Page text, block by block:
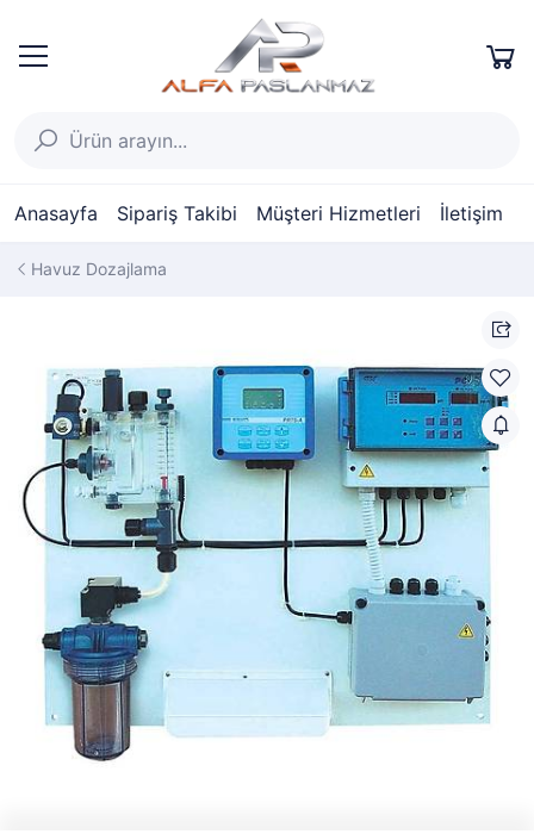
Anasayfa Sipariş Takibi Müşteri Hizmetleri İletişim
Havuz Dozajlama